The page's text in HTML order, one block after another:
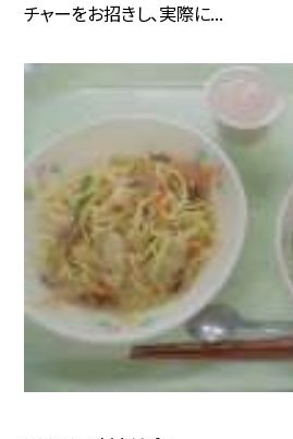
チャーをお招きし、実際に...